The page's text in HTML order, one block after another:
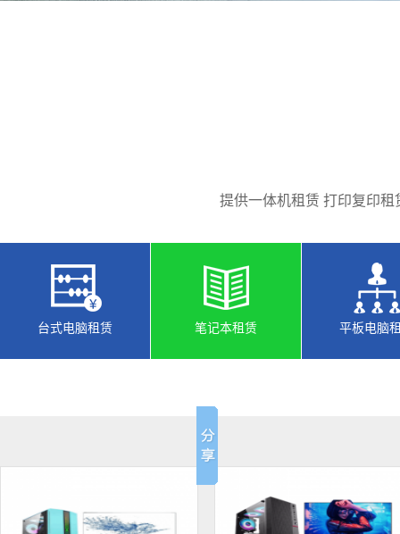
提供一体机租赁 打印复印
台式电脑租赁 笔记本租赁 平板电脑